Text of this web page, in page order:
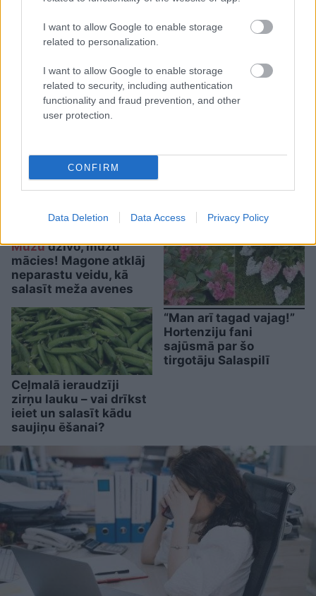
I want to allow Google to enable storage
related to personalization.
I want to allow Google to enable storage
related to security, including authentication
functionality and fraud prevention, and other
user protection.
CONFIRM
Data Deletion Data Access Privacy Policy
TESTS. Kuras valsts
numurzīme redzama
attēlā? Tikai retais šajā
testā iegūst vismaz 90%
Mūžudzīvo, mūžu
mācies! Magone atklāj
neparastu veidu, kā
salasīt meža avenes
Ceļmalā ieraudzīji
zirņu lauku – vai drīkst
ieiet un salasīt kādu
saujiņu ēšanai?
“Man arī tagad vajag!”
Hortenziju fani
sajūsmā par šo
tirgotāju Salaspilī